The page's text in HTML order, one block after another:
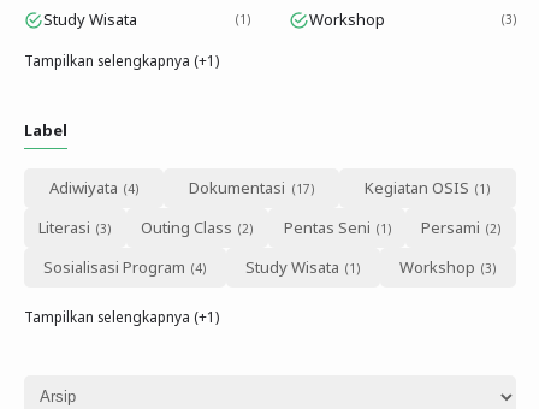
Study Wisata 1 Workshop 3
Tampilkan selengkapnya (+1)
Label
Adiwiyata Dokumentasi
Kegiatan OSIS
Literasi
Outing Class Pentas Seni
Persami
Sosialisasi Program
Study Wisata Workshop
Tampilkan selengkapnya (+1)